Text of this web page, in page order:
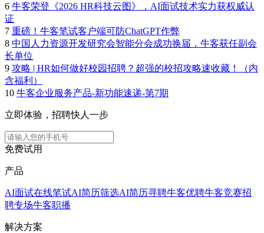
6 牛客荣登《2026 HR科技云图》，AI面试技术实力获权威认
证
7 重磅！牛客笔试客户端可防ChatGPT作弊
8 中国人力资源开发研究会智能分会成功换届，牛客获任副会
长单位
9 攻略 | HR如何做好校园招聘？超强的校招攻略速收藏！（内
含福利）
10 牛客企业服务产品-新功能速递-第7期
立即体验，招聘快人一步
免费试用
产品
AI面试在线笔试AI简历筛选AI简历寻聘牛客优聘牛客竞赛招
聘专场牛客职播
解决方案